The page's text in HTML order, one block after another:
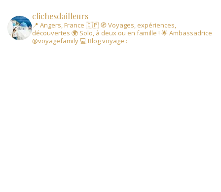
clichesdailleurs
📍 Angers, France 🇨🇵 🧭 Voyages, expériences,
découvertes 🌍 Solo, à deux ou en famille ! 🌟 Ambassadrice
@voyagefamily 💻 Blog voyage :